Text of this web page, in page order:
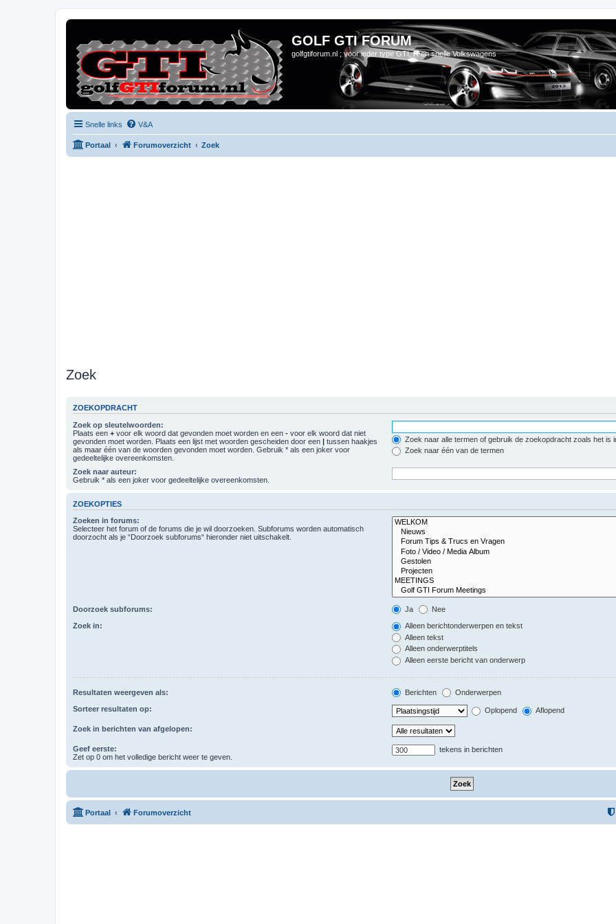
GOLF GTI FORUM
golfgtiforum.nl ; voor ieder type GTI, R en snelle Volkswagens
Snelle links V&A
Portaal Forumoverzicht Zoek
Zoek
ZOEKOPDRACHT
Zoek op sleutelwoorden:
Plaats een + voor elk woord dat gevonden moet worden en een - voor elk woord dat niet
gevonden moet worden. Plaats een lijst met woorden gescheiden door een | tussen haakjes
als maar één van de woorden gevonden moet worden. Gebruik * als een joker voor
gedeeltelijke overeenkomsten.
Zoek naar alle termen of gebruik de zoekopdracht zoals het is
Zoek naar één van de termen
Zoek naar auteur:
Gebruik * als een joker voor gedeeltelijke overeenkomsten.
ZOEKOPTIES
Zoeken in forums:
Selecteer het forum of de forums die je wil doorzoeken. Subforums worden automatisch
doorzocht als je “Doorzoek subforums“ hieronder niet uitschakelt.
Doorzoek subforums: Ja Nee
Zoek in:
Alleen berichtonderwerpen en tekst
Alleen tekst
Alleen onderwerptitels
Alleen eerste bericht van onderwerp
Resultaten weergeven als: Berichten Onderwerpen
Sorteer resultaten op: Oplopend Aflopend
Zoek in berichten van afgelopen:
Geef eerste:
Zet op 0 om het volledige bericht weer te geven.
tekens in berichten
Portaal Forumoverzicht